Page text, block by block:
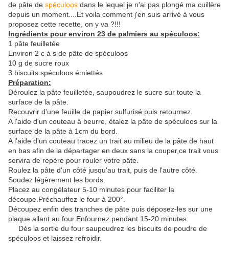
de pâte de spéculoos dans le lequel je n'ai pas plongé ma cuillère
depuis un moment....Et voila comment j'en suis arrivé à vous
proposez cette recette, on y va ?!!!
Ingrédients pour environ 23 de palmiers au spéculoos:
1 pâte feuilletée
Environ 2 c à s de pâte de spéculoos
10 g de sucre roux
3 biscuits spéculoos émiettés
Préparation:
Déroulez la pâte feuilletée, saupoudrez le sucre sur toute la
surface de la pâte.
Recouvrir d'une feuille de papier sulfurisé puis retournez.
A l'aide d'un couteau à beurre, étalez la pâte de spéculoos sur la
surface de la pâte à 1cm du bord.
A l'aide d'un couteau tracez un trait au milieu de la pâte de haut
en bas afin de la départager en deux sans la couper,ce trait vous
servira de repère pour rouler votre pâte.
Roulez la pâte d'un côté jusqu'au trait, puis de l'autre côté.
Soudez légèrement les bords.
Placez au congélateur 5-10 minutes pour faciliter la
découpe.Préchauffez le four à 200°.
Découpez enfin des tranches de pâte puis déposez-les sur une
plaque allant au four.Enfournez pendant 15-20 minutes.
Dès la sortie du four saupoudrez les biscuits de poudre de
spéculoos et laissez refroidir.